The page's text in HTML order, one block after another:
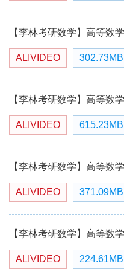
【李林考研数学】高等数
ALIVIDEO 302.73MB
【李林考研数学】高等数
ALIVIDEO 615.23MB
【李林考研数学】高等数
ALIVIDEO 371.09MB
【李林考研数学】高等数
ALIVIDEO 224.61MB